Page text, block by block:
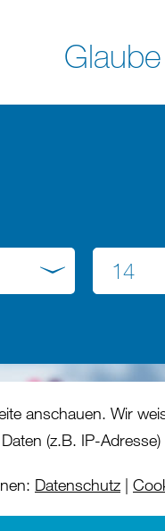
Glaube
anschauen. Wir
(z.B. IP-
Datenschutz |